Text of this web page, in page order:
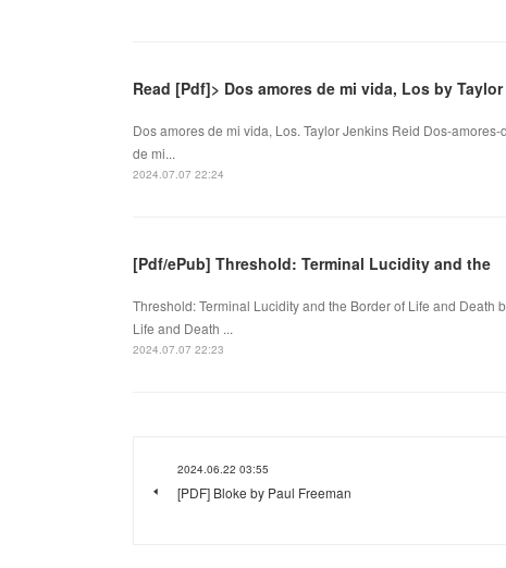
Read [Pdf]> Dos amores de mi vida, Los by
Dos amores de mi vida, Los. Taylor Jenkins Reid Dos-
de mi...
2024.07.07 22:24
[Pdf/ePub] Threshold: Terminal Lucidity and the
Threshold: Terminal Lucidity and the Border of Life and
Life and Death ...
2024.07.07 22:23
2024.06.22 03:55
[PDF] Bloke by Paul Freeman